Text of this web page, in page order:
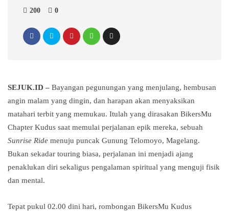
200 0
SEJUK.ID – Bayangan pegunungan yang menjulang, hembusan
angin malam yang dingin, dan harapan akan menyaksikan
matahari terbit yang memukau. Itulah yang dirasakan BikersMu
Chapter Kudus saat memulai perjalanan epik mereka, sebuah
Sunrise Ride menuju puncak Gunung Telomoyo, Magelang.
Bukan sekadar touring biasa, perjalanan ini menjadi ajang
penaklukan diri sekaligus pengalaman spiritual yang menguji fisik
dan mental.
Tepat pukul 02.00 dini hari, rombongan BikersMu Kudus